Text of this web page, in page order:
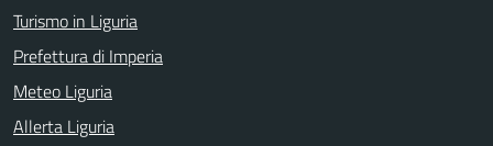
Turismo in Liguria
Prefettura di Imperia
Meteo Liguria
Allerta Liguria